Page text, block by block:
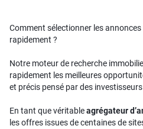
Comment sélectionner les
rapidement ?
Notre moteur de recherche
rapidement les meilleures
et précis pensé par des
En tant que véritableagrégateur
les offres issues de centaines de